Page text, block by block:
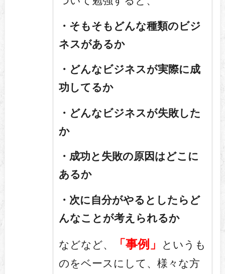
・そもそもどんな種類のビジ
ネスがあるか
・どんなビジネスが実際に成
功してるか
・どんなビジネスが失敗した
か
・成功と失敗の原因はどこに
あるか
・次に自分がやるとしたらど
んなことが考えられるか
などなど、 「事例」
というも
のをベースにして、様々な方